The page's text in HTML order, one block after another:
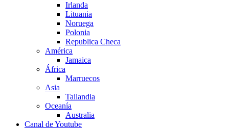
Irlanda
Lituania
Noruega
Polonia
Republica Checa
América
Jamaica
África
Marruecos
Asia
Tailandia
Oceanía
Australia
Canal de Youtube